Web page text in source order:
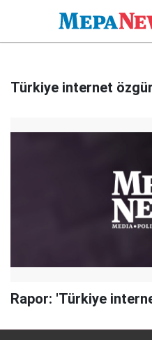
Türkiye internet
Rapor: 'Türkiye